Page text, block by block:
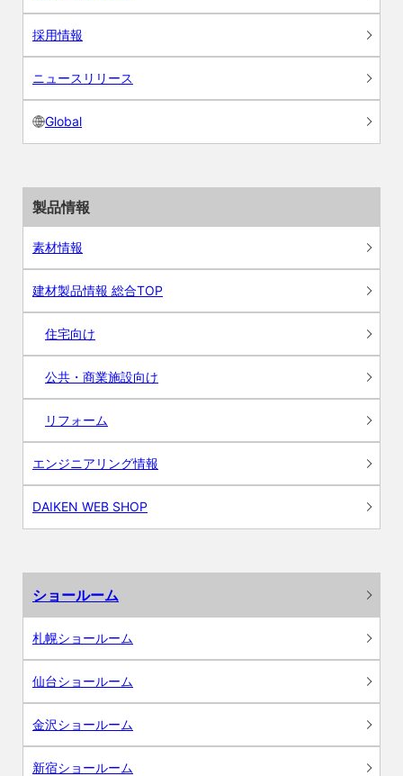
採用情報
ニュースリリース
Global
製品情報
素材情報
建材製品情報 総合TOP
住宅向け
公共・商業施設向け
リフォーム
エンジニアリング情報
DAIKEN WEB SHOP
ショールーム
札幌ショールーム
仙台ショールーム
金沢ショールーム
新宿ショールーム